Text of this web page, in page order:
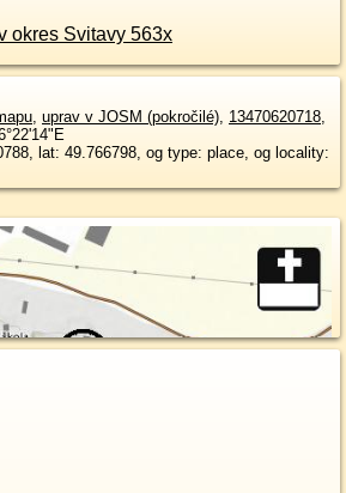
okres Svitavy 563x
, uprav v JOSM (pokročilé), 13470620718,
lat: 49.766798, og type: place, og locality: